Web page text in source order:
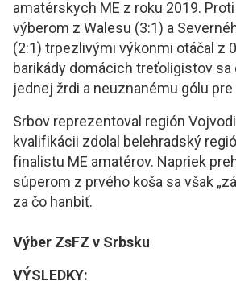
amatérskych ME z roku 2019.
výberom z Walesu (3:1) a
(2:1) trpezlivými výkonmi otáčal z
barikády domácich treťoligistov sa
jednej žrdi a neuznanému gólu
Srbov reprezentoval región
kvalifikácii zdolal belehradský
finalistu ME amatérov. Napriek
súperom z prvého koša sa však
za čo hanbiť.
Výber ZsFZ v Srbsku
VÝSLEDKY: